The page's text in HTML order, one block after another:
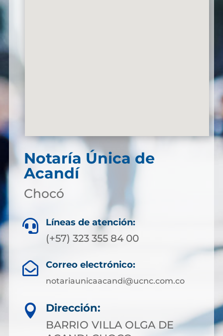
Notaría Única de
Acandí
Chocó
 Líneas de atención:
(+57) 323 355 84 00
 Correo electrónico:
notariaunicaacandi@ucnc.com.co

Dirección:
BARRIO VILLA OLGA DE